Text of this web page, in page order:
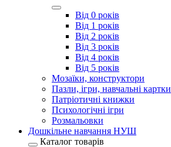
Від 0 років
Від 1 років
Від 2 років
Від 3 років
Від 4 років
Від 5 років
Мозаїки, конструктори
Пазли, ігри, навчальні картки
Патріотичні книжки
Психологічні ігри
Розмальовки
Дошкільне навчання НУШ
Каталог товарів